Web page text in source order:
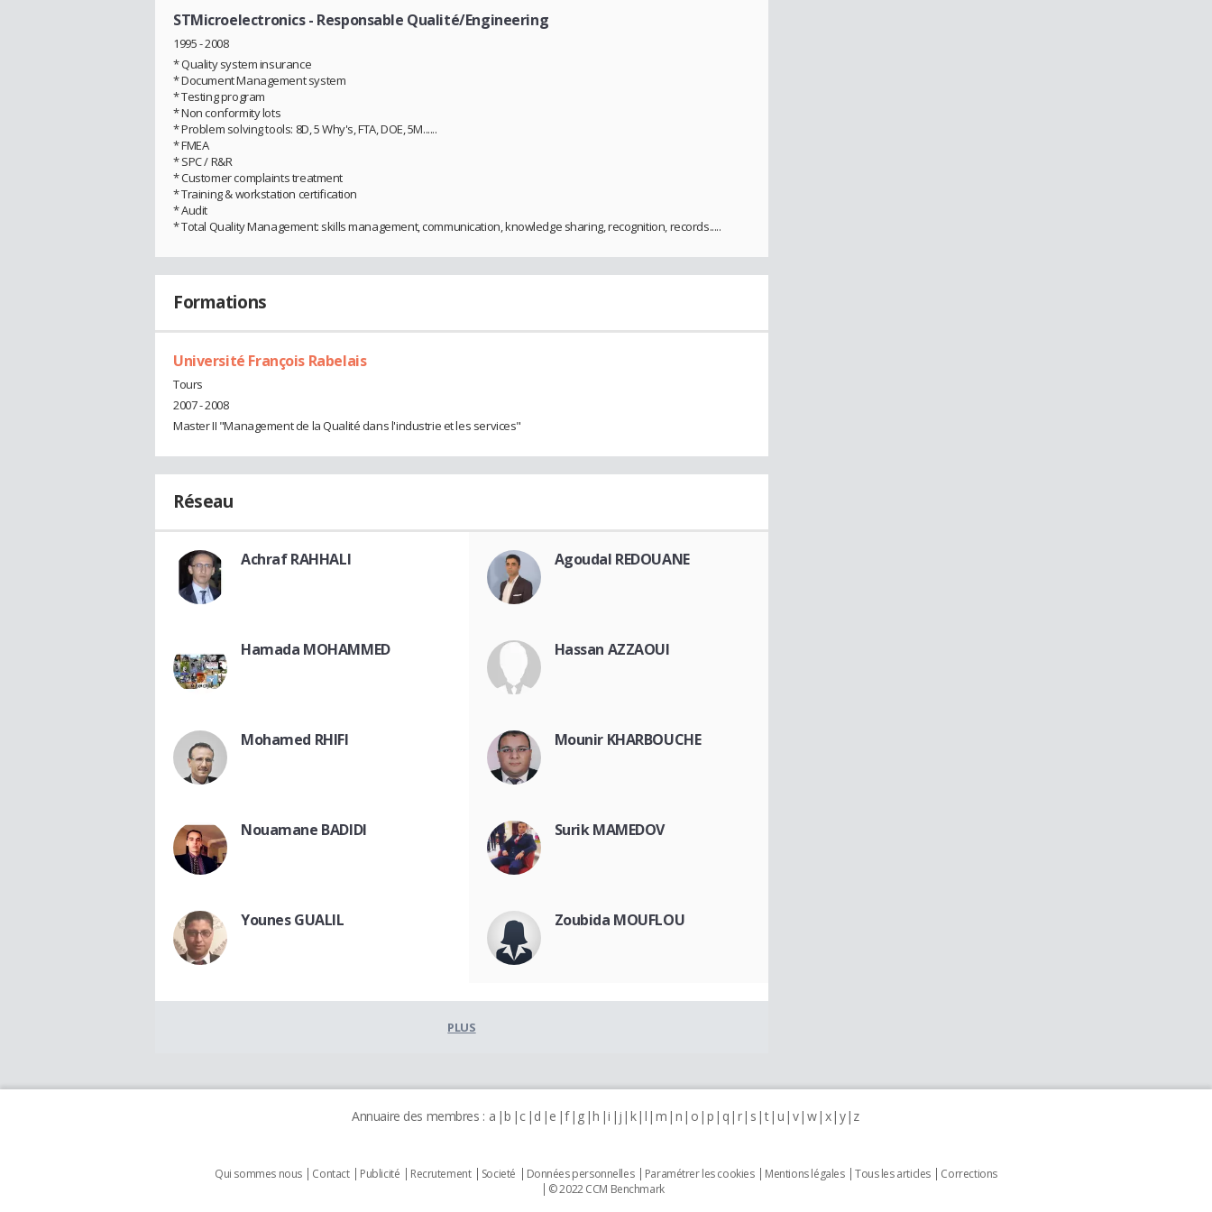
STMicroelectronics- Responsable Qualité/Engineering
1995 - 2008
* Quality system insurance
* Document Management system
* Testing program
* Non conformity lots
* Problem solving tools: 8D, 5 Why's, FTA, DOE, 5M......
* FMEA
* SPC / R&R
* Customer complaints treatment
* Training & workstation certification
* Audit
* Total Quality Management: skills management, communication, knowledge sharing, recognition, records.....
Formations
Université François Rabelais
Tours
2007 - 2008
Master II "Management de la Qualité dans l'industrie et les services"
Réseau
Achraf RAHHALI Agoudal REDOUANE
Hamada MOHAMMED Hassan AZZAOUI
Mohamed RHIFI Mounir KHARBOUCHE
Nouamane BADIDI Surik MAMEDOV
Younes GUALIL Zoubida MOUFLOU
PLUS
Annuaire des membres : a b c d e f g h i j k l m n o p q r s t u v w x y z
Qui sommes nous Contact Publicité Recrutement Societé Données personnelles Paramétrer les cookies Mentions légales Tous les articles
Corrections
© 2022 CCM Benchmark